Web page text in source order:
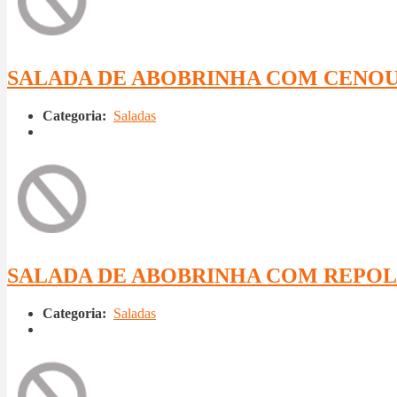
SALADA DE ABOBRINHA COM
Categoria: Saladas
SALADA DE ABOBRINHA COM
Categoria: Saladas